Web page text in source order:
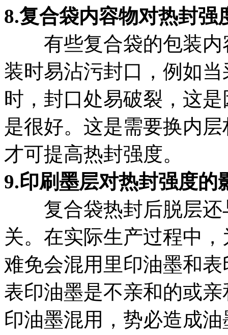
8.复合袋内容物对热封强
有些复合袋的包装
装时易沾污封口，例如
时，封口处易破裂，这
是很好。这是需要换内
才可提高热封强度。
9.印刷墨层对热封强度的
复合袋热封后脱层
关。在实际生产过程中
难免会混用里印油墨和
表印油墨是不亲和的或
印油墨混用，势必造成